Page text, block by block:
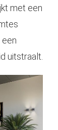
met een
uitstraalt.